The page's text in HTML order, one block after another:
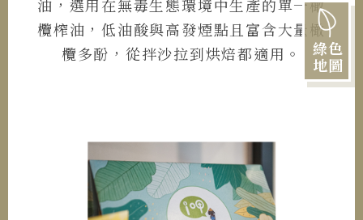
綠色
地圖
油，選用在無毒生態環境中生產的單一橄
欖榨油，低油酸與高發煙點且富含大量橄
欖多酚，從拌沙拉到烘焙都適用。